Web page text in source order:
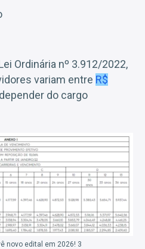
Ordinária nº 3.912/2022,
variam entre R$
do cargo
novo edital em 2026! 3